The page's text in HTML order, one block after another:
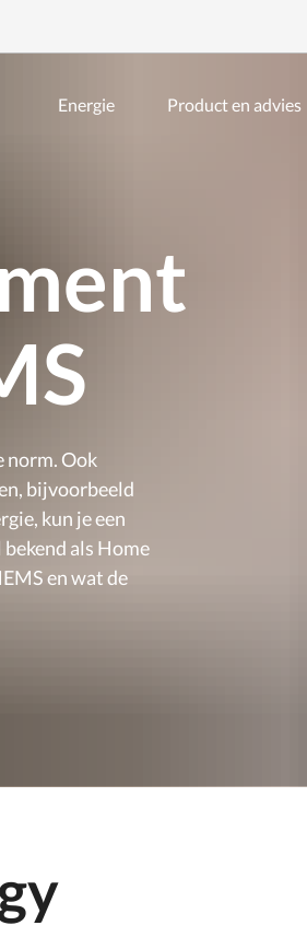
Energie Product en advies
norm. Ook
bijvoorbeeld
kun je een
als Home
en wat de